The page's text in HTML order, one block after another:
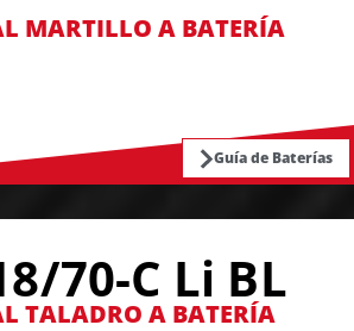
MARTILLO A BATERÍA
Guía de Baterías
70-C Li BL
TALADRO A BATERÍA